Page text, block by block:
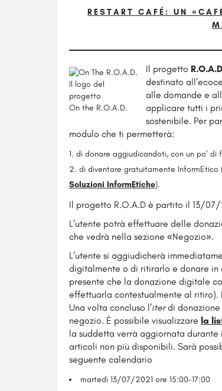
RESTART CAFÉ: UN
Il logo del
progetto
On the R.O.A.D.
Il progetto
destinato
alle domande e
applicare tutti i
sostenibile. Per
modulo che ti permetterà:
di donare aggiudicandoti, con un po’
di diventare gratuitamente InformEtico
Soluzioni InformEtiche).
Il progetto R.O.A.D è partito il 13/
L’utente potrà effettuare delle
che vedrà nella sezione «Negozio».
L’utente si aggiudicherà
digitalmente o di ritirarlo e donare in
presente che la donazione digitale
effettuarla contestualmente al ritiro).
Una volta concluso l’iterdi donazione
negozio. È possibile visualizzare la
la suddetta verrà aggiornata
articoli non più disponibili. Sarà
seguente calendario
martedì 13/07/2021 ore 15:00-17:00